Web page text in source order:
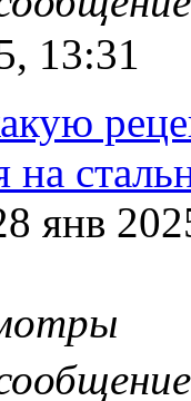
13:31
на
янв